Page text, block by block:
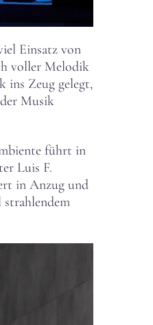
Einsatz von
voller Melodik
ins Zeug gelegt,
Musik
führt in
Luis F.
in Anzug und